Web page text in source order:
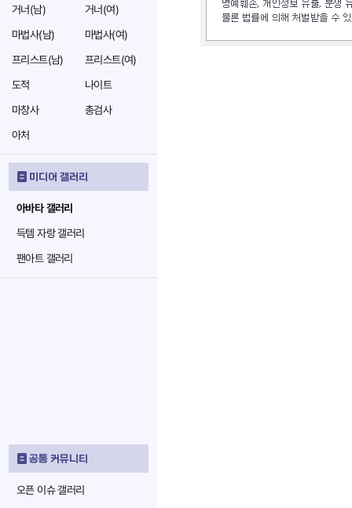
거너(남)
거너(여)
마법사(남)
마법사(여)
프리스트(남)
프리스트(여)
도적
나이트
마창사
총검사
아처
미디어 갤러리
아바타 갤러리
득템 자랑 갤러리
팬아트 갤러리
공통 커뮤니티
오픈 이슈 갤러리